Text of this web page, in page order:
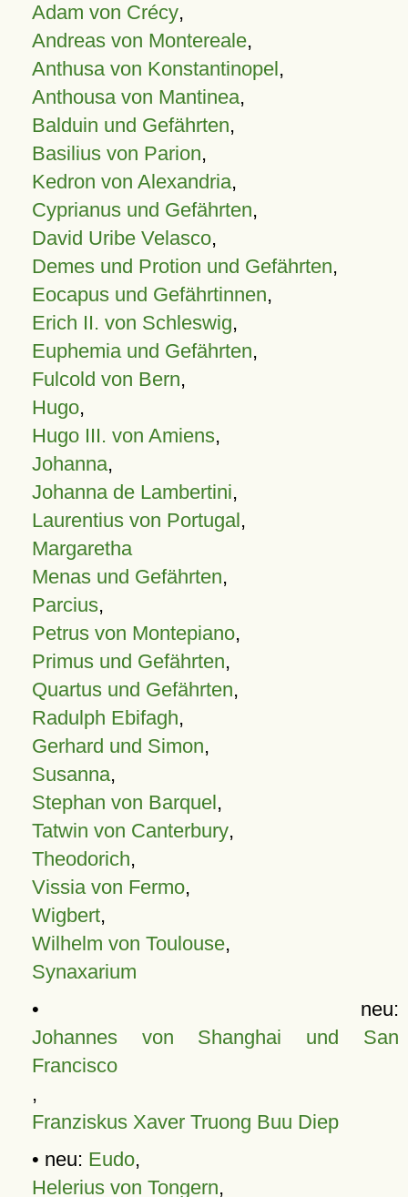
Adam von Crécy,
Andreas von Montereale,
Anthusa von Konstantinopel,
Anthousa von Mantinea,
Balduin und Gefährten,
Basilius von Parion,
Kedron von Alexandria,
Cyprianus und Gefährten,
David Uribe Velasco,
Demes und Protion und Gefährten,
Eocapus und Gefährtinnen,
Erich II. von Schleswig,
Euphemia und Gefährten,
Fulcold von Bern,
Hugo,
Hugo III. von Amiens,
Johanna,
Johanna de Lambertini,
Laurentius von Portugal,
Margaretha
Menas und Gefährten,
Parcius,
Petrus von Montepiano,
Primus und Gefährten,
Quartus und Gefährten,
Radulph Ebifagh,
Gerhard und Simon,
Susanna,
Stephan von Barquel,
Tatwin von Canterbury,
Theodorich,
Vissia von Fermo,
Wigbert,
Wilhelm von Toulouse,
Synaxarium
• neu:
Johannes von Shanghai und San
Francisco
,
Franziskus Xaver Truong Buu Diep
• neu: Eudo,
Helerius von Tongern,